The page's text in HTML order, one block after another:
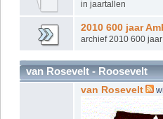
in jaartallen
2010 600 jaar
archief 2010 600
van Rosevelt - Roosevelt
van Rosevelt